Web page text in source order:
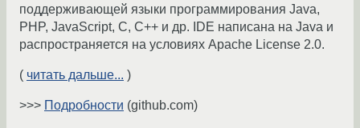
поддерживающей языки программирования Java,
PHP, JavaScript, C, C++ и др. IDE написана на Java и
распространяется на условиях Apache License 2.0.
( читать дальше... )
>>> Подробности (github.com)